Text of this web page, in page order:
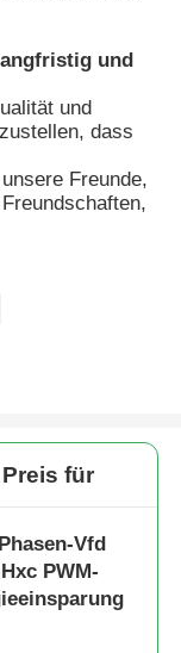
und
und
dass
Freunde,
für
Vfd
PWM-